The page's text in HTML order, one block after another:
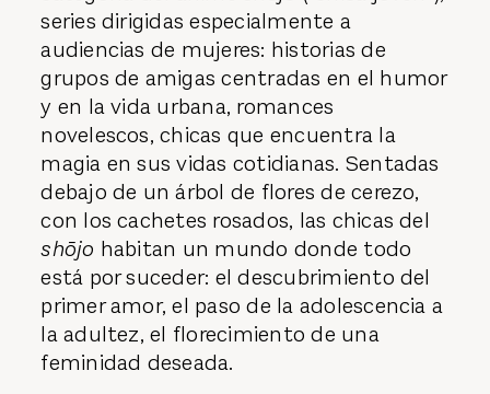
series dirigidas especialmente a
audiencias de mujeres: historias de
grupos de amigas centradas en el humor
y en la vida urbana, romances
novelescos, chicas que encuentra la
magia en sus vidas cotidianas. Sentadas
debajo de un árbol de flores de cerezo,
con los cachetes rosados, las chicas del
shōjo habitan un mundo donde todo
está por suceder: el descubrimiento del
primer amor, el paso de la adolescencia a
la adultez, el florecimiento de una
feminidad deseada.